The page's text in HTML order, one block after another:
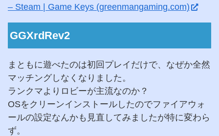
– Steam | Game Keys (greenmangaming.com)
GGXrdRev2
まともに遊べたのは初回プレイだけで、なぜか全然
マッチングしなくなりました。
ランクマよりロビーが主流なのか？
OSをクリーンインストールしたのでファイアウォ
ールの設定なんかも見直してみましたが特に変わら
ず。